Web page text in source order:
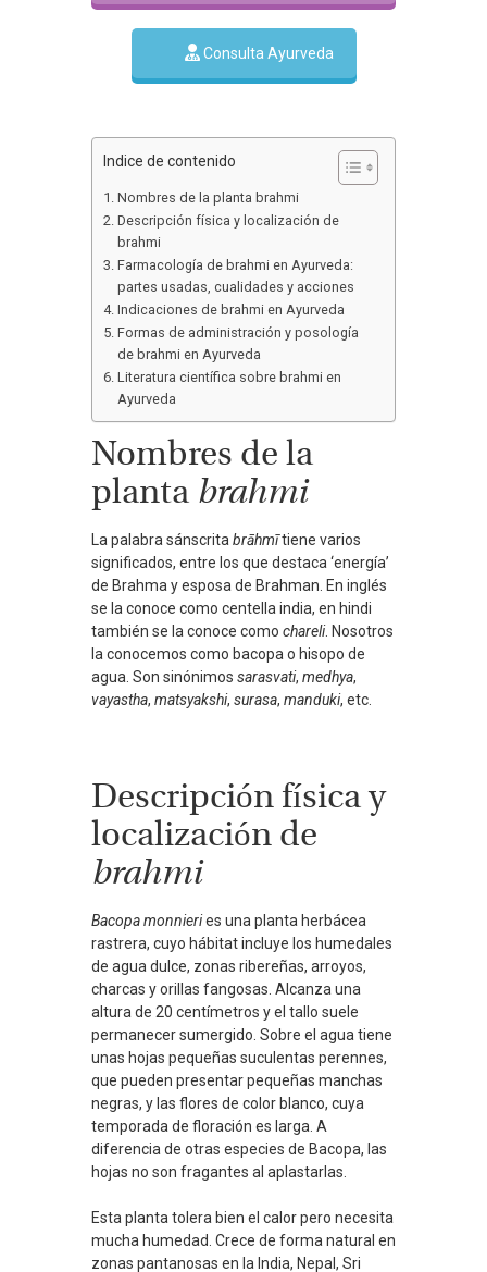
Consulta Ayurveda
Indice de contenido
Nombres de la planta brahmi
Descripción física y localización de
brahmi
Farmacología de brahmi en Ayurveda:
partes usadas, cualidades y acciones
Indicaciones de brahmi en Ayurveda
Formas de administración y posología
de brahmi en Ayurveda
Literatura científica sobre brahmi en
Ayurveda
Nombres de la
planta brahmi
La palabra sánscrita brāhmītiene varios
significados, entre los que destaca ‘energía’
de Brahma y esposa de Brahman. En inglés
se la conoce como centella india, en hindi
también se la conoce como chareli. Nosotros
la conocemos como bacopa o hisopo de
agua. Son sinónimos sarasvati, medhya,
vayastha, matsyakshi, surasa, manduki, etc.
Descripción física y
localización de
brahmi
Bacopa monnieries una planta herbácea
rastrera, cuyo hábitat incluye los humedales
de agua dulce, zonas ribereñas, arroyos,
charcas y orillas fangosas. Alcanza una
altura de 20 centímetros y el tallo suele
permanecer sumergido. Sobre el agua tiene
unas hojas pequeñas suculentas perennes,
que pueden presentar pequeñas manchas
negras, y las flores de color blanco, cuya
temporada de floración es larga. A
diferencia de otras especies de Bacopa, las
hojas no son fragantes al aplastarlas.
Esta planta tolera bien el calor pero necesita
mucha humedad. Crece de forma natural en
zonas pantanosas en la India, Nepal, Sri